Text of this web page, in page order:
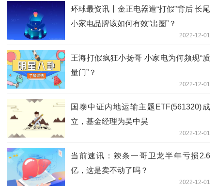
环球最资讯丨金正电器遭“打假”背后 长尾
小家电品牌该如何有效“出圈”？
2022-12-01
王海打假疯狂小扬哥 小家电为何频现“质
量门”？
2022-12-01
国泰中证内地运输主题ETF(561320)成
立，基金经理为吴中昊
2022-12-01
当前速讯：辣条一哥卫龙半年亏损2.6
亿，这是卖不动了吗？
2022-12-01